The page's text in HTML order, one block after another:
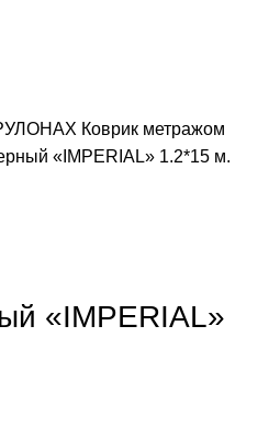
Коврик метражом
«IMPERIAL» 1.2*15 м.
«IMPERIAL»